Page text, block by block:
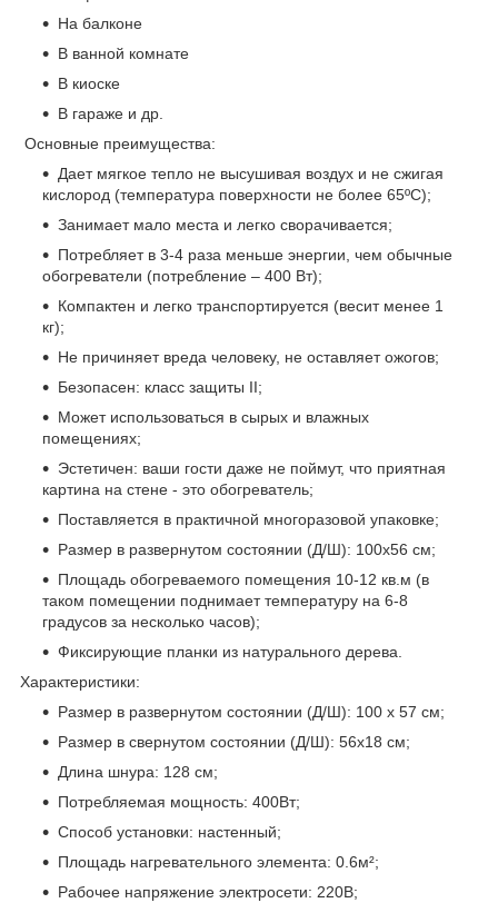
На балконе
В ванной комнате
В киоске
В гараже и др.
Основные преимущества:
Дает мягкое тепло не высушивая воздух и не сжигая
кислород (температура поверхности не более 65ºС);
Занимает мало места и легко сворачивается;
Потребляет в 3-4 раза меньше энергии, чем обычные
обогреватели (потребление – 400 Вт);
Компактен и легко транспортируется (весит менее 1
кг);
Не причиняет вреда человеку, не оставляет ожогов;
Безопасен: класс защиты II;
Может использоваться в сырых и влажных
помещениях;
Эстетичен: ваши гости даже не поймут, что приятная
картина на стене - это обогреватель;
Поставляется в практичной многоразовой упаковке;
Размер в развернутом состоянии (Д/Ш): 100х56 см;
Площадь обогреваемого помещения 10-12 кв.м (в
таком помещении поднимает температуру на 6-8
градусов за несколько часов);
Фиксирующие планки из натурального дерева.
Характеристики:
Размер в развернутом состоянии (Д/Ш): 100 х 57 см;
Размер в свернутом состоянии (Д/Ш): 56х18 см;
Длина шнура: 128 см;
Потребляемая мощность: 400Вт;
Способ установки: настенный;
Площадь нагревательного элемента: 0.6м²;
Рабочее напряжение электросети: 220В;